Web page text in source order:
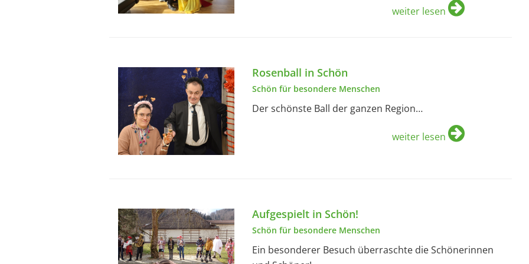
weiter lesen
Rosenball in Schön
Schön für besondere Menschen
Der schönste Ball der ganzen Region…
weiter lesen
Aufgespielt in Schön!
Schön für besondere Menschen
Ein besonderer Besuch überraschte die Schönerinnen